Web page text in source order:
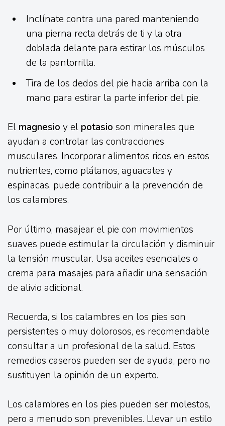
Inclínate contra una pared manteniendo
una pierna recta detrás de ti y la otra
doblada delante para estirar los músculos
de la pantorrilla.
Tira de los dedos del pie hacia arriba con la
mano para estirar la parte inferior del pie.
El magnesio y el potasio son minerales que
ayudan a controlar las contracciones
musculares. Incorporar alimentos ricos en estos
nutrientes, como plátanos, aguacates y
espinacas, puede contribuir a la prevención de
los calambres.
Por último, masajear el pie con movimientos
suaves puede estimular la circulación y disminuir
la tensión muscular. Usa aceites esenciales o
crema para masajes para añadir una sensación
de alivio adicional.
Recuerda, si los calambres en los pies son
persistentes o muy dolorosos, es recomendable
consultar a un profesional de la salud. Estos
remedios caseros pueden ser de ayuda, pero no
sustituyen la opinión de un experto.
Los calambres en los pies pueden ser molestos,
pero a menudo son prevenibles. Llevar un estilo